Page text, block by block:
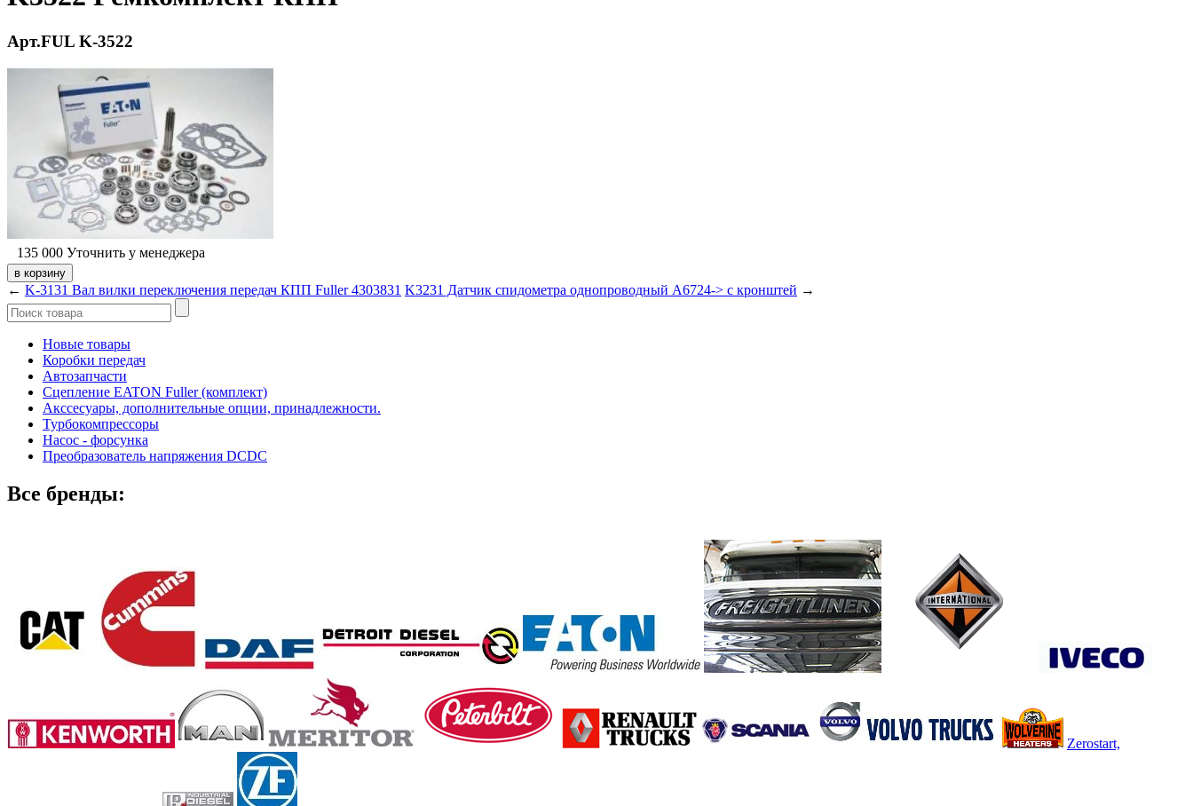
Арт.FUL K-3522
135 000 Уточнить у менеджера
← K-3131 Вал вилки переключения передач КПП Fuller 4303831 K3231 Датчик спидометра однопроводный A6724-> с кронштей →
Новые товары
Коробки передач
Автозапчасти
Сцепление EATON Fuller (комплект)
Акссесуары, дополнительные опции, принадлежности.
Турбокомпрессоры
Насос - форсунка
Преобразователь напряжения DCDC
Все бренды:
Zerostart,